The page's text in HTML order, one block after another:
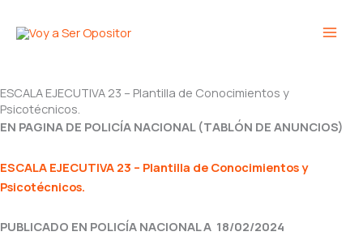
ESCALA EJECUTIVA 23 – Plantilla de Conocimientos y
Psicotécnicos.
EN PAGINA DE POLICÍA NACIONAL (TABLÓN DE ANUNCIOS)
ESCALA EJECUTIVA 23 – Plantilla de Conocimientos y
Psicotécnicos.
PUBLICADO EN POLICÍA NACIONAL A 18/02/2024